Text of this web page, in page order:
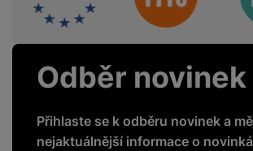
Odběr novinek
Přihlaste se k odběru novinek a
nejaktuálnější informace o